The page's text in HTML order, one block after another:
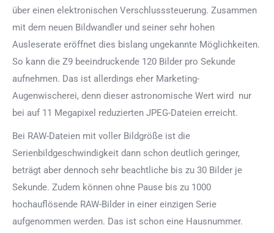
über einen elektronischen Verschlusssteuerung. Zusammen
mit dem neuen Bildwandler und seiner sehr hohen
Ausleserate eröffnet dies bislang ungekannte Möglichkeiten.
So kann die Z9 beeindruckende 120 Bilder pro Sekunde
aufnehmen. Das ist allerdings eher Marketing-
Augenwischerei, denn dieser astronomische Wert wird nur
bei auf 11 Megapixel reduzierten JPEG-Dateien erreicht.
Bei RAW-Dateien mit voller Bildgröße ist die
Serienbildgeschwindigkeit dann schon deutlich geringer,
beträgt aber dennoch sehr beachtliche bis zu 30 Bilder je
Sekunde. Zudem können ohne Pause bis zu 1000
hochauflösende RAW-Bilder in einer einzigen Serie
aufgenommen werden. Das ist schon eine Hausnummer.